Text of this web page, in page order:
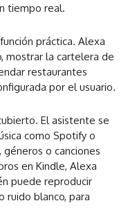
tiempo real.
práctica. Alexa
mostrar la cartelera de
restaurantes
por el usuario.
El asistente se
como Spotify o
o canciones
en Kindle, Alexa
puede reproducir
ruido blanco, para